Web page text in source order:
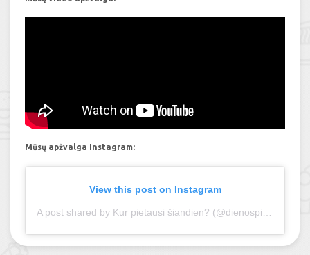
Mūsų apžvalga Instagram:
View this post on Instagram